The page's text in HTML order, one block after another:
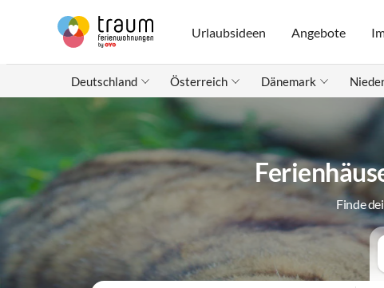
Urlaubsideen Angebote
Deutschland Österreich Dänemark
Finde